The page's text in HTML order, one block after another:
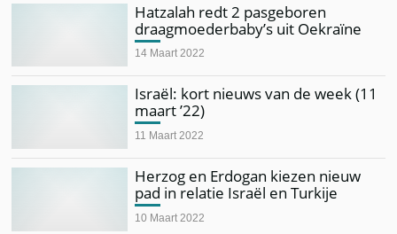
Hatzalah redt 2 pasgeboren
draagmoederbaby’s uit Oekraïne
14 Maart 2022
Israël: kort nieuws van de week (11
maart ’22)
11 Maart 2022
Herzog en Erdogan kiezen nieuw
pad in relatie Israël en Turkije
10 Maart 2022